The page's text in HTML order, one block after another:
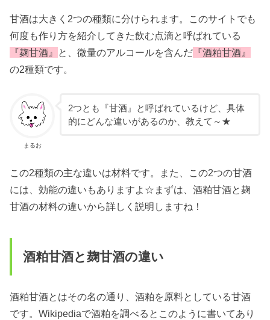
甘酒は大きく2つの種類に分けられます。このサイトでも
何度も作り方を紹介してきた飲む点滴と呼ばれている
『麹甘酒』 と、微量のアルコールを含んだ 『酒粕甘酒』
の2種類です。
まるお
2つとも『甘酒』と呼ばれているけど、具体
的にどんな違いがあるのか、教えて～★
この2種類の主な違いは材料です。また、この2つの甘酒
には、効能の違いもありますよ☆まずは、酒粕甘酒と麹
甘酒の材料の違いから詳しく説明しますね！
酒粕甘酒と麹甘酒の違い
酒粕甘酒とはその名の通り、酒粕を原料としている甘酒
です。Wikipediaで酒粕を調べるとこのように書いてあり